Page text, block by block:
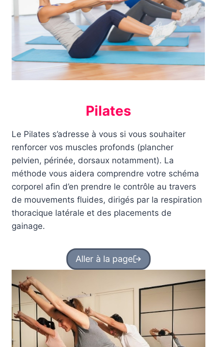
Pilates
Le Pilates s’adresse à vous si vous souhaiter
renforcer vos muscles profonds (plancher
pelvien, périnée, dorsaux notamment). La
méthode vous aidera comprendre votre schéma
corporel afin d’en prendre le contrôle au travers
de mouvements fluides, dirigés par la respiration
thoracique latérale et des placements de
gainage.
Aller à la page